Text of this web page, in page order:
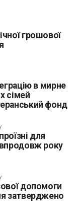
грошової
в мирне
сімей
фонд
для
впродовж року
допомоги
затверджено